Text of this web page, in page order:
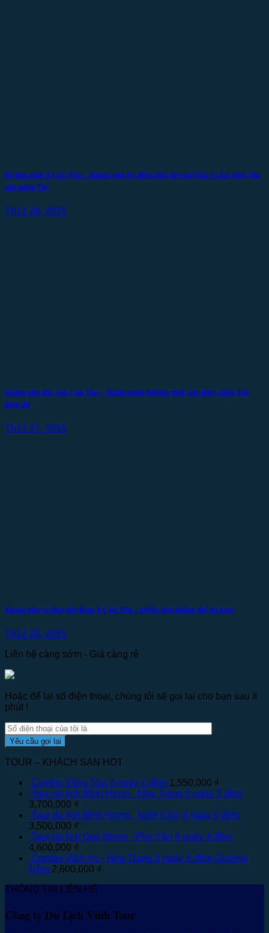
Đi đâu chơi ở Cần Thơ – Khám phá 03 điểm đến đẹp mê hồn và ẩm thực đặc
sản miền Tây
Th12 28, 2025
Khám phá đặc sản Cần Thơ – Hành trình thưởng thức ẩm thực miền Tây
đậm đà
Th12 27, 2025
Khám phá vẻ đẹp nổi tiếng ở Cần Thơ – Điểm đến không thể bỏ qua!
Th12 26, 2025
Liên hệ càng sớm - Giá càng rẻ
Hoặc để lại số điện thoại, chúng tôi sẽ gọi lại cho bạn sau ít
phút !
TOUR – KHÁCH SẠN HOT
Combo Vũng Tàu 2 ngày 1 đêm 1,550,000 ₫
Tour du lịch Bình Hưng - Nha Trang 3 ngày 3 đêm
3,700,000 ₫
Tour du lịch Bình Hưng - Ninh Chữ 3 ngày 3 đêm
3,500,000 ₫
Tour du lịch Quy Nhơn - Phú Yên 4 ngày 4 đêm
4,600,000 ₫
Combo Vĩnh Hy - Nha Trang 3 ngày 3 đêm Giường
Nằm 2,600,000 ₫
THÔNG TIN LIÊN HỆ
Công ty Du Lịch Vinh Tour